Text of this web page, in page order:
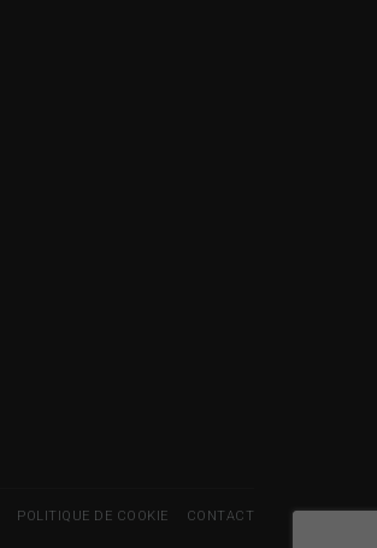
POLITIQUE DE COOKIE CONTACT